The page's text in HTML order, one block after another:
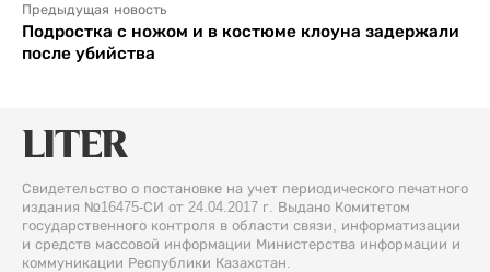
Предыдущая новость
Подростка с ножом и в костюме клоуна задержали
после убийства
Свидетельство о постановке на учет периодического печатного
издания №16475-СИ от 24.04.2017 г. Выдано Комитетом
государственного контроля в области связи, информатизации
и средств массовой информации Министерства информации и
коммуникации Республики Казахстан.